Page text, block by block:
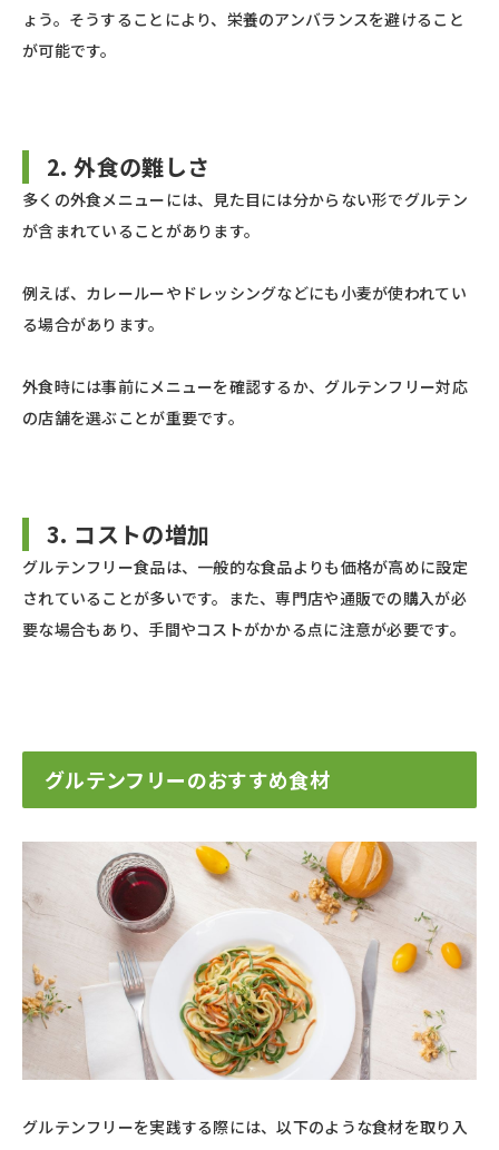
ょう。そうすることにより、栄養のアンバランスを避けること
が可能です。
2. 外食の難しさ
多くの外食メニューには、見た目には分からない形でグルテン
が含まれていることがあります。
例えば、カレールーやドレッシングなどにも小麦が使われてい
る場合があります。
外食時には事前にメニューを確認するか、グルテンフリー対応
の店舗を選ぶことが重要です。
3. コストの増加
グルテンフリー食品は、一般的な食品よりも価格が高めに設定
されていることが多いです。また、専門店や通販での購入が必
要な場合もあり、手間やコストがかかる点に注意が必要です。
グルテンフリーのおすすめ食材
グルテンフリーを実践する際には、以下のような食材を取り入